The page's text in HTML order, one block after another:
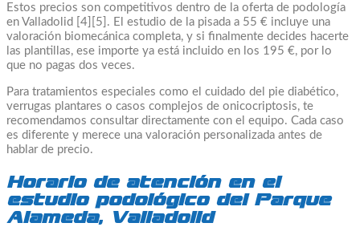
Estos precios son competitivos dentro de la oferta de podología
en Valladolid [4][5]. El estudio de la pisada a 55 € incluye una
valoración biomecánica completa, y si finalmente decides hacerte
las plantillas, ese importe ya está incluido en los 195 €, por lo
que no pagas dos veces.
Para tratamientos especiales como el cuidado del pie diabético,
verrugas plantares o casos complejos de onicocriptosis, te
recomendamos consultar directamente con el equipo. Cada caso
es diferente y merece una valoración personalizada antes de
hablar de precio.
Horario de atención en el
estudio podológico del Parque
Alameda, Valladolid